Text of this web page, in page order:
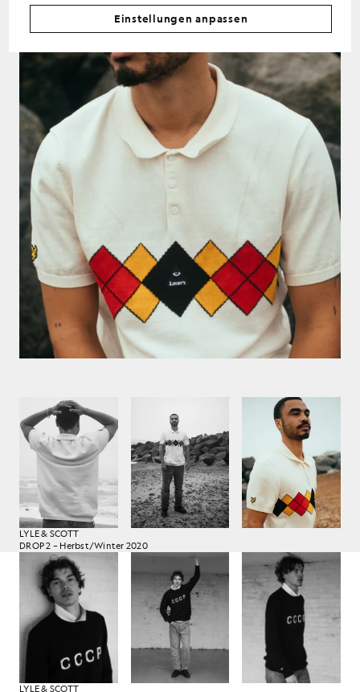
LYLE & SCOTT
DROP 2 – Herbst/Winter 2020
LYLE & SCOTT
Einstellungen anpassen